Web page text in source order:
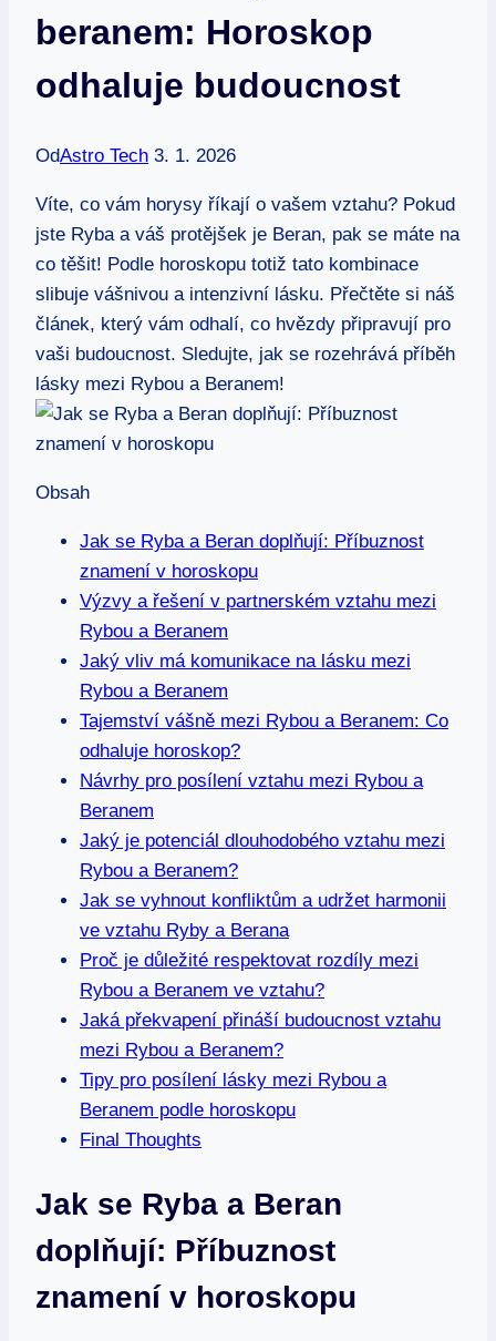
beranem: Horoskop
odhaluje budoucnost
OdAstro Tech 3. 1. 2026
Víte, co vám horysy říkají o vašem vztahu? Pokud
jste Ryba a váš protějšek je Beran, pak se máte na
co těšit! Podle horoskopu totiž tato kombinace
slibuje vášnivou a intenzivní lásku. Přečtěte si náš
článek, který vám odhalí, co hvězdy připravují pro
vaši budoucnost. Sledujte, jak se rozehrává příběh
lásky mezi Rybou a Beranem!
Obsah
Jak se Ryba a Beran doplňují: Příbuznost
znamení v horoskopu
Výzvy a řešení v partnerském vztahu mezi
Rybou a Beranem
Jaký vliv má komunikace na lásku mezi
Rybou a Beranem
Tajemství vášně mezi Rybou a Beranem: Co
odhaluje horoskop?
Návrhy pro posílení vztahu mezi Rybou a
Beranem
Jaký je potenciál dlouhodobého vztahu mezi
Rybou a Beranem?
Jak se vyhnout konfliktům a udržet harmonii
ve vztahu Ryby a Berana
Proč je důležité respektovat rozdíly mezi
Rybou a Beranem ve vztahu?
Jaká překvapení přináší budoucnost vztahu
mezi Rybou a Beranem?
Tipy pro posílení lásky mezi Rybou a
Beranem podle horoskopu
Final Thoughts
Jak se Ryba a Beran
doplňují: Příbuznost
znamení v horoskopu